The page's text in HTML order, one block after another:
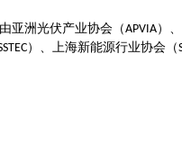
亚洲光伏产业协会（APVIA）
）、上海新能源行业协会（